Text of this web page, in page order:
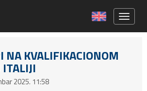
NA KVALIFIKACIONOM
2025. 11:58